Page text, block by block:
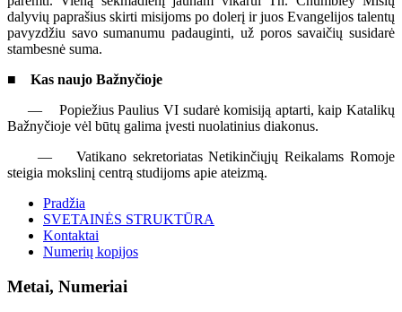
dalyvių paprašius skirti misijoms po dolerį ir juos Evangelijos talentų
pavyzdžiu savo sumanumu padauginti, už poros savaičių susidarė
stambesnė suma.
■ Kas naujo Bažnyčioje
— Popiežius Paulius VI sudarė komisiją aptarti, kaip Katalikų
Bažnyčioje vėl būtų galima įvesti nuolatinius diakonus.
— Vatikano sekretoriatas Netikinčiųjų Reikalams Romoje
steigia mokslinį centrą studijoms apie ateizmą.
Pradžia
SVETAINĖS STRUKTŪRA
Kontaktai
Numerių kopijos
Metai, Numeriai